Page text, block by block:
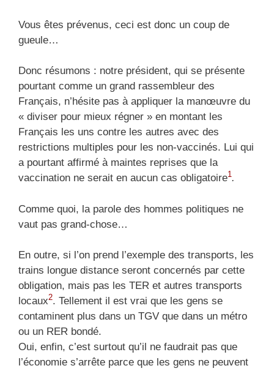
Vous êtes prévenus, ceci est donc un coup de
gueule…
Donc résumons : notre président, qui se présente
pourtant comme un grand rassembleur des
Français, n’hésite pas à appliquer la manœuvre du
« diviser pour mieux régner » en montant les
Français les uns contre les autres avec des
restrictions multiples pour les non-vaccinés. Lui qui
a pourtant affirmé à maintes reprises que la
vaccination ne serait en aucun cas obligatoire1.
Comme quoi, la parole des hommes politiques ne
vaut pas grand-chose…
En outre, si l’on prend l’exemple des transports, les
trains longue distance seront concernés par cette
obligation, mais pas les TER et autres transports
locaux2. Tellement il est vrai que les gens se
contaminent plus dans un TGV que dans un métro
ou un RER bondé.
Oui, enfin, c’est surtout qu’il ne faudrait pas que
l’économie s’arrête parce que les gens ne peuvent